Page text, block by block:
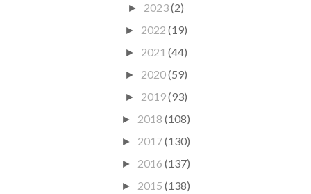
► 2023(2)
► 2022 (19)
► 2021 (44)
► 2020(59)
► 2019(93)
► 2018 (108)
► 2017(130)
► 2016 (137)
► 2015 (138)